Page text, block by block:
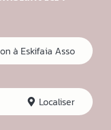
à Eskifaia Asso
Localiser